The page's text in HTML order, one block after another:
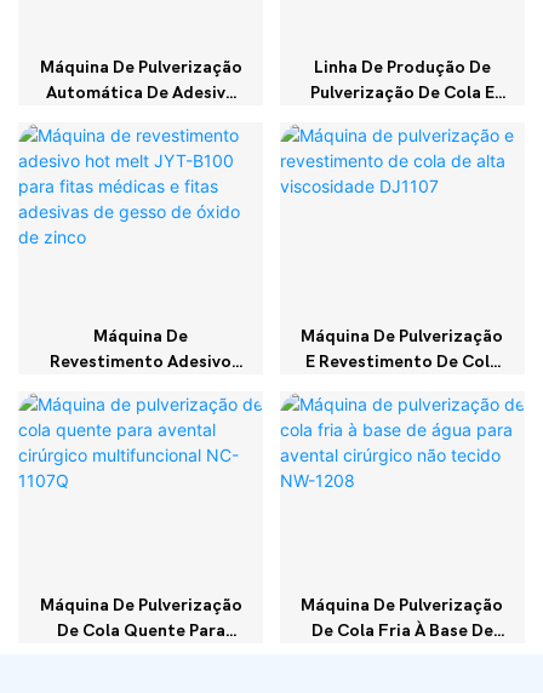
Máquina De Pulverização
Automática De Adesivo
Termofusível KJ-1106
Linha De Produção De
Pulverização De Cola E
Máquina De
Revestimento Adesivo
Fitas Médicas E Fitas
Adesivas De Gesso De
Óxido De Zinco
Máquina De Pulverização
E Revestimento De Cola
DJ1107
Máquina De Pulverização
De Cola Quente Para
Máquina De Pulverização
De Cola Fria À Base De